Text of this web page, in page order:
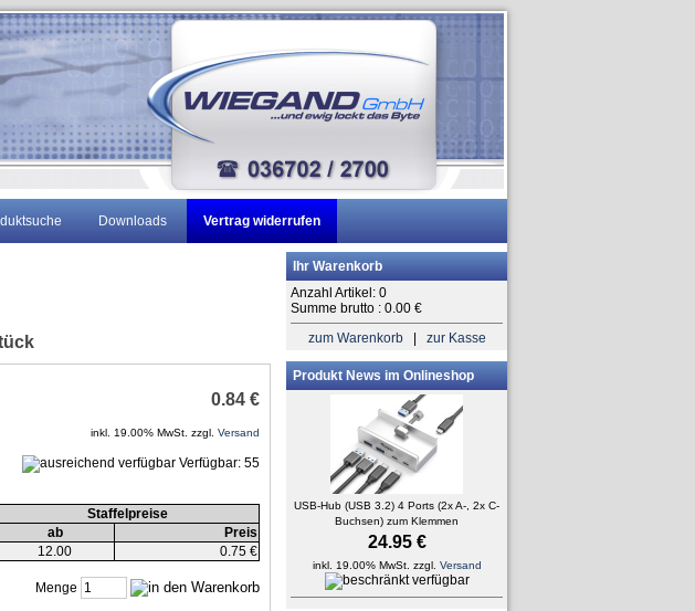
Downloads Vertrag widerrufen
0.84 €
inkl. 19.00% MwSt. zzgl. Versand
Verfügbar: 55
Staffelpreise
ab
Preis
12.00
0.75 €
Menge
Ihr Warenkorb
Anzahl Artikel: 0
Summe brutto : 0.00 €
zum Warenkorb| zur Kasse
Produkt News im Onlineshop
USB-Hub (USB 3.2) 4 Ports (2x A-, 2x C-
Buchsen) zum Klemmen
24.95 €
inkl. 19.00% MwSt. zzgl. Versand